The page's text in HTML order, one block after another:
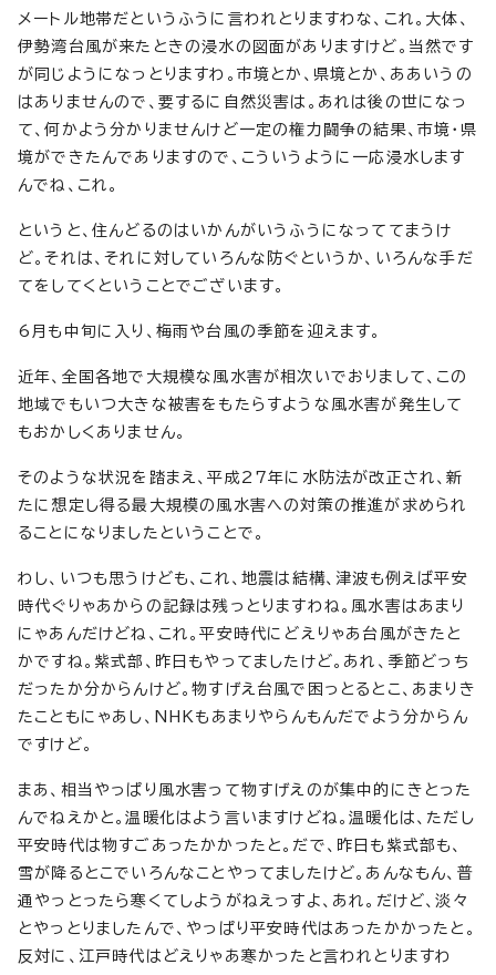
メートル地帯だというふうに言われとりますわな、これ。大体、
伊勢湾台風が来たときの浸水の図面がありますけど。当然です
が同じようになっとりますわ。市境とか、県境とか、ああいうの
はありませんので、要するに自然災害は。あれは後の世になっ
て、何かよう分かりませんけど一定の権力闘争の結果、市境・県
境ができたんでありますので、こういうように一応浸水します
んでね、これ。
というと、住んどるのはいかんがいうふうになっててまうけ
ど。それは、それに対していろんな防ぐというか、いろんな手だ
てをしてくということでございます。
6月も中旬に入り、梅雨や台風の季節を迎えます。
近年、全国各地で大規模な風水害が相次いでおりまして、この
地域でもいつ大きな被害をもたらすような風水害が発生して
もおかしくありません。
そのような状況を踏まえ、平成27年に水防法が改正され、新
たに想定し得る最大規模の風水害への対策の推進が求められ
ることになりましたということで。
わし、いつも思うけども、これ、地震は結構、津波も例えば平安
時代ぐりゃあからの記録は残っとりますわね。風水害はあまり
にゃあんだけどね、これ。平安時代にどえりゃあ台風がきたと
かですね。紫式部、昨日もやってましたけど。あれ、季節どっち
だったか分からんけど。物すげえ台風で困っとるとこ、あまりき
たこともにゃあし、NHKもあまりやらんもんだでよう分からん
ですけど。
まあ、相当やっぱり風水害って物すげえのが集中的にきとった
んでねえかと。温暖化はよう言いますけどね。温暖化は、ただし
平安時代は物すごあったかかったと。だで、昨日も紫式部も、
雪が降るとこでいろんなことやってましたけど。あんなもん、普
通やっとったら寒くてしようがねえっすよ、あれ。だけど、淡々
とやっとりましたんで、やっぱり平安時代はあったかかったと。
反対に、江戸時代はどえりゃあ寒かったと言われとりますわ